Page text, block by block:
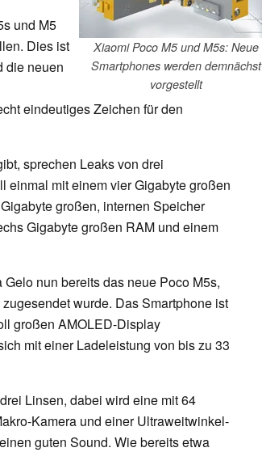
Xiaomi Poco M5 und M5s: Neue
Smartphones werden demnächst
vorgestellt
und M5
Dies ist
die neuen
eindeutiges Zeichen für den
sprechen Leaks von drei
einmal mit einem vier Gigabyte großen
großen, internen Speicher
Gigabyte großen RAM und einem
nun bereits das neue Poco M5s,
wurde. Das Smartphone ist
großen AMOLED-Display
mit einer Ladeleistung von bis zu 33
Linsen, dabei wird eine mit 64
Kamera und einer Ultraweitwinkel-
guten Sound. Wie bereits etwa